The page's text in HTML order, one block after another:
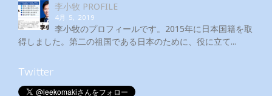
李小牧 PROFILE
4月 5, 2019
李小牧のプロフィールです。2015年に日本国籍を取
得しました。第二の祖国である日本のために、役に立て...
Twitter